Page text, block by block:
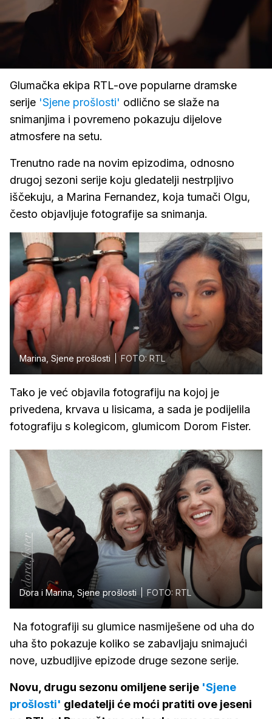
zvuk
Loaded
91.21%
Glumačka ekipa RTL-ove popularne dramske
serije 'Sjene prošlosti' odlično se slaže na
snimanjima i povremeno pokazuju dijelove
atmosfere na setu.
Trenutno rade na novim epizodima, odnosno
drugoj sezoni serije koju gledatelji nestrpljivo
iščekuju, a Marina Fernandez, koja tumači Olgu,
često objavljuje fotografije sa snimanja.
Marina, Sjene prošlosti FOTO: RTL
Tako je već objavila fotografiju na kojoj je
privedena, krvava u lisicama, a sada je podijelila
fotografiju s kolegicom, glumicom Dorom Fister.
Dora i Marina, Sjene prošlosti FOTO: RTL
Na fotografiji su glumice nasmiješene od uha do
uha što pokazuje koliko se zabavljaju snimajući
nove, uzbudljive epizode druge sezone serije.
Novu, drugu sezonu omiljene serije 'Sjene
prošlosti' gledatelji će moći pratiti ove jeseni